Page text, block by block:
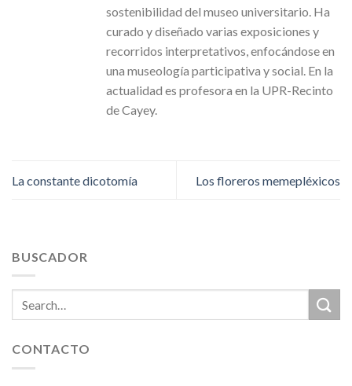
sostenibilidad del museo universitario. Ha
curado y diseñado varias exposiciones y
recorridos interpretativos, enfocándose en
una museología participativa y social. En la
actualidad es profesora en la UPR-Recinto
de Cayey.
La constante dicotomía Los floreros memepléxicos
BUSCADOR
CONTACTO